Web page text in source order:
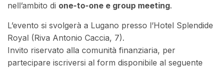
nell’ambito di one-to-one e group meeting.
L’evento si svolgerà a Lugano presso l’Hotel Splendide
Royal (Riva Antonio Caccia, 7).
Invito riservato alla comunità finanziaria, per
partecipare iscriversi al form disponibile al seguente